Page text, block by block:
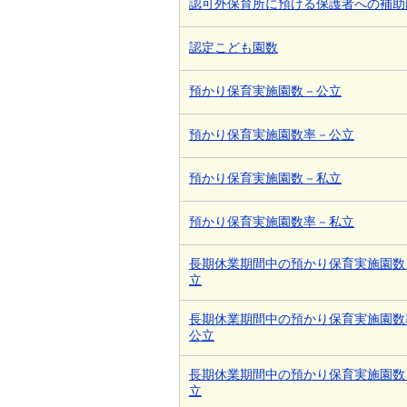
認可外保育所に預ける保護者への補
認定こども園数
預かり保育実施園数－公立
預かり保育実施園数率－公立
預かり保育実施園数－私立
預かり保育実施園数率－私立
長期休業期間中の預かり保育実施園
立
長期休業期間中の預かり保育実施園数
公立
長期休業期間中の預かり保育実施園
立